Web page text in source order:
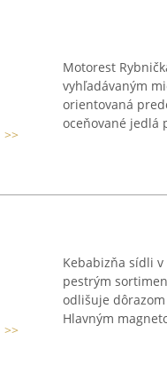
>>
Motorest
vyhľadávaným
orientovaná
oceňované jedlá
>>
Kebabizňa sídli
pestrým
odlišuje
Hlavným